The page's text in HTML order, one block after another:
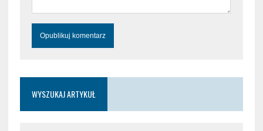
WYSZUKAJ ARTYKUŁ